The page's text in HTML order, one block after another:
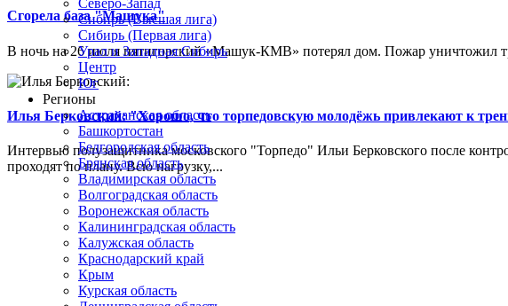
Сгорела база "Машука"
В ночь на 26 июля пятигорский «Машук-КМВ» потерял дом. Пожар уничтожил
Илья Берковский: "Хорошо, что торпедовскую молодёжь привлекают к
Интервью полузащитника московского "Торпедо" Ильи Берковского после
проходят по плану. Всю нагрузку,...
Северо-Запад
Сибирь (Высшая лига)
Сибирь (Первая лига)
Урал и Западная Сибирь
Центр
Юг
Регионы
Астраханская область
Башкортостан
Белгородская область
Брянская область
Владимирская область
Волгоградская область
Воронежская область
Калининградская область
Калужская область
Краснодарский край
Крым
Курская область